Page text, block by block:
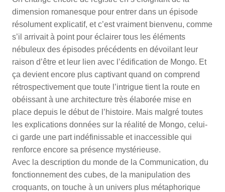
dimension romanesque pour entrer dans un épisode
résolument explicatif, et c’est vraiment bienvenu, comme
s’il arrivait à point pour éclairer tous les éléments
nébuleux des épisodes précédents en dévoilant leur
raison d’être et leur lien avec l’édification de Mongo. Et
ça devient encore plus captivant quand on comprend
rétrospectivement que toute l’intrigue tient la route en
obéissant à une architecture très élaborée mise en
place depuis le début de l’histoire. Mais malgré toutes
les explications données sur la réalité de Mongo, celui-
ci garde une part indéfinissable et inaccessible qui
renforce encore sa présence mystérieuse.
Avec la description du monde de la Communication, du
fonctionnement des cubes, de la manipulation des
croquants, on touche à un univers plus métaphorique